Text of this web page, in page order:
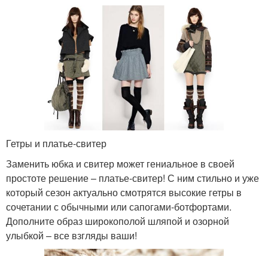
Гетры и платье-свитер
Заменить юбка и свитер может гениальное в своей
простоте решение – платье-свитер! С ним стильно и уже
который сезон актуально смотрятся высокие гетры в
сочетании с обычными или сапогами-ботфортами.
Дополните образ широкополой шляпой и озорной
улыбкой – все взгляды ваши!